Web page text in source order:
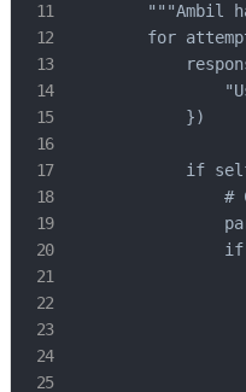
"""Ambil
for
            })
if
#
if